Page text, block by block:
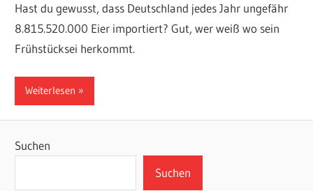
Hast du gewusst, dass Deutschland jedes Jahr ungefähr
8.815.520.000 Eier importiert? Gut, wer weiß wo sein
Frühstücksei herkommt.
Weiterlesen
Suchen
Suchen